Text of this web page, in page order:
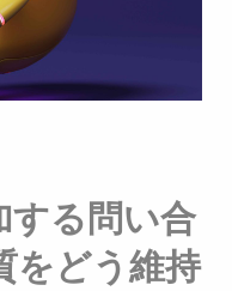
する問い合
をどう維持